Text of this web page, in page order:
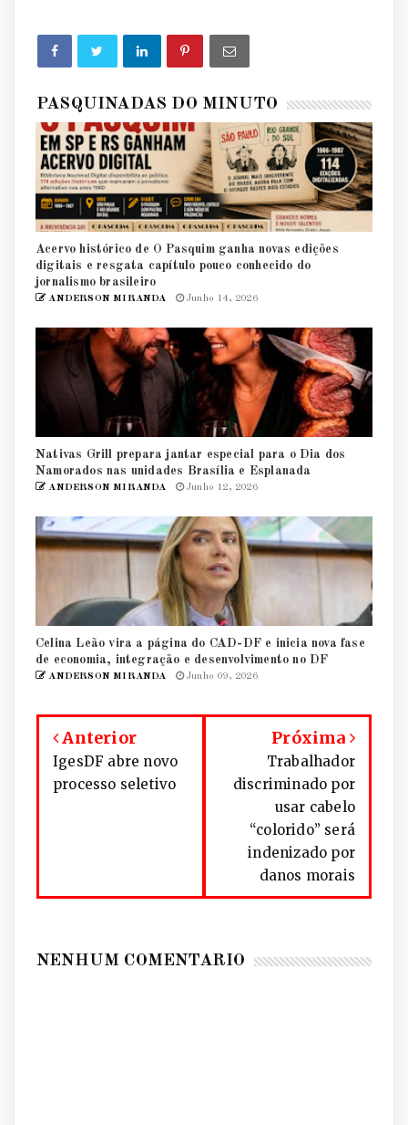
PASQUINADAS DO MINUTO
Acervo histórico de O Pasquim ganha novas edições
digitais e resgata capítulo pouco conhecido do
jornalismo brasileiro
ANDERSON MIRANDA Junho 14, 2026
Nativas Grill prepara jantar especial para o Dia dos
Namorados nas unidades Brasília e Esplanada
ANDERSON MIRANDA Junho 12, 2026
Celina Leão vira a página do CAD-DF e inicia nova fase
de economia, integração e desenvolvimento no DF
ANDERSON MIRANDA Junho 09, 2026
Anterior
IgesDF abre novo
processo seletivo
Próxima
Trabalhador
discriminado por
usar cabelo
“colorido” será
indenizado por
danos morais
NENHUM COMENTÁRIO